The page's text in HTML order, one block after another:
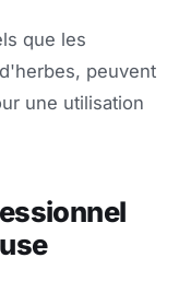
que les
peuvent
une utilisation